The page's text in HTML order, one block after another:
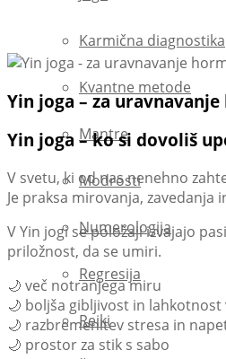
Karmična diagnostika
Kvantne metode
Mantre
Modrosti
Numerologija
Regresija
Reiki
Yin joga – za
Yin joga – ko si dovoliš
V svetu, ki od nas nenehno
Je praksa mirovanja, zavedanja
V Yin jogi se položaji izvajajo
priložnost, da se umiri.
🌙 več notranjega miru
🌙 boljša gibljivost in lahkotnost
🌙 razbremenitev stresa in
🌙 prostor za stik s sabo